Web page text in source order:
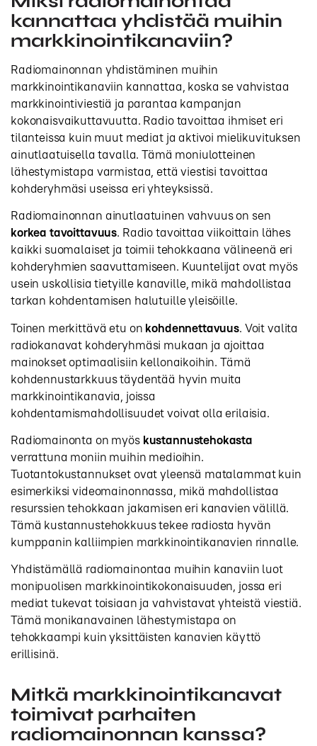
kannattaa yhdistää muihin
markkinointikanaviin?
Radiomainonnan yhdistäminen muihin
markkinointikanaviin kannattaa, koska se vahvistaa
markkinointiviestiä ja parantaa kampanjan
kokonaisvaikuttavuutta. Radio tavoittaa ihmiset eri
tilanteissa kuin muut mediat ja aktivoi mielikuvituksen
ainutlaatuisella tavalla. Tämä moniulotteinen
lähestymistapa varmistaa, että viestisi tavoittaa
kohderyhmäsi useissa eri yhteyksissä.
Radiomainonnan ainutlaatuinen vahvuus on sen
korkea tavoittavuus. Radio tavoittaa viikoittain lähes
kaikki suomalaiset ja toimii tehokkaana välineenä eri
kohderyhmien saavuttamiseen. Kuuntelijat ovat myös
usein uskollisia tietyille kanaville, mikä mahdollistaa
tarkan kohdentamisen halutuille yleisöille.
Toinen merkittävä etu on kohdennettavuus. Voit valita
radiokanavat kohderyhmäsi mukaan ja ajoittaa
mainokset optimaalisiin kellonaikoihin. Tämä
kohdennustarkkuus täydentää hyvin muita
markkinointikanavia, joissa
kohdentamismahdollisuudet voivat olla erilaisia.
Radiomainonta on myös kustannustehokasta
verrattuna moniin muihin medioihin.
Tuotantokustannukset ovat yleensä matalammat kuin
esimerkiksi videomainonnassa, mikä mahdollistaa
resurssien tehokkaan jakamisen eri kanavien välillä.
Tämä kustannustehokkuus tekee radiosta hyvän
kumppanin kalliimpien markkinointikanavien rinnalle.
Yhdistämällä radiomainontaa muihin kanaviin luot
monipuolisen markkinointikokonaisuuden, jossa eri
mediat tukevat toisiaan ja vahvistavat yhteistä viestiä.
Tämä monikanavainen lähestymistapa on
tehokkaampi kuin yksittäisten kanavien käyttö
erillisinä.
Mitkä markkinointikanavat
toimivat parhaiten
radiomainonnan kanssa?